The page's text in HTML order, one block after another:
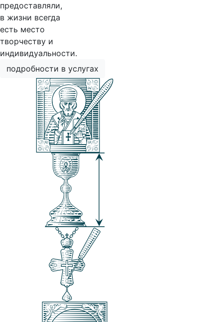
предоставляли,
в жизни всегда
есть место
творчеству и
индивидуальности.
подробности в услугах